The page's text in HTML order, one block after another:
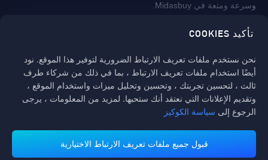
تأكيد COOKIES
نحن نستخدم ملفات تعريف الارتباط الضرورية لتوفير هذا الموقع. نود
أيضًا استخدام ملفات تعريف الارتباط ، بما في ذلك من شركاء طرف
ثالث ، لتحسين تجربتك ، وتحسين وتحليل ميزات واستخدام الموقع ،
وتقديم الإعلانات التي نعتقد أنك ستحبها. لمزيد من المعلومات ، يرجى
الرجوع إلى سياسة الكوكيز
قبول جميع ملفات تعريف الارتباط الاختيارية
وسرعة ومتعة في Midasbuy.
تدعم منصة ميداس باي طرق الدفع